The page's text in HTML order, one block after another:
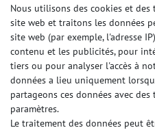
DES
Nous utilisons des cookies et
site web et traitons les données
site web (par exemple, l'adresse
contenu et les publicités, pour
tiers ou pour analyser l'accès à
données a lieu uniquement
partageons ces données avec
paramètres.
Le traitement des données peut